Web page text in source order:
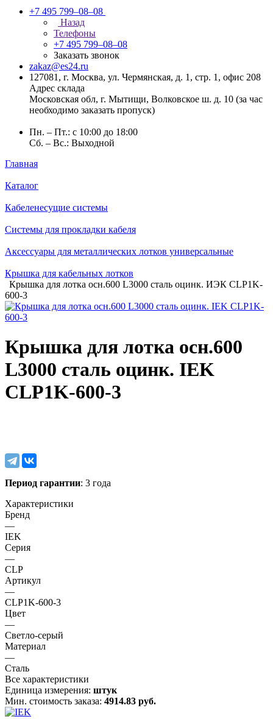
+7 495 799–08–08
Назад
Телефоны
+7 495 799–08–08
Заказать звонок
zakaz@es24.ru
127081, г. Москва, ул. Чермянская, д. 1, стр. 1, офис 208
Адрес склада
Московская обл, г. Мытищи, Волковское ш. д. 10 (за час
необходимо заказать пропуск)
Пн. – Пт.: с 10:00 до 18:00
Сб. – Вс.: Выходной
Главная
Каталог
Кабеленесущие системы
Системы для прокладки кабеля
Аксессуары для металлических лотков универсальные
Крышка для кабельных лотков
Крышка для лотка осн.600 L3000 сталь оцинк. ИЭК CLP1K-
600-3
Крышка для лотка осн.600
L3000 сталь оцинк. IEK
CLP1K-600-3
Период гарантии: 3 года
Характеристики
Бренд
—
IEK
Серия
—
CLP
Артикул
—
CLP1K-600-3
Цвет
—
Светло-серый
Материал
—
Сталь
Все характеристики
Единица измерения: штук
Мин. стоимость заказа: 4914.83 руб.